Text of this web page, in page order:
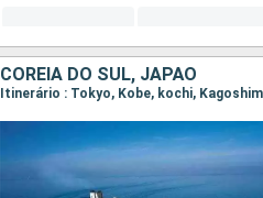
COREIA DO SUL, JAPÃO